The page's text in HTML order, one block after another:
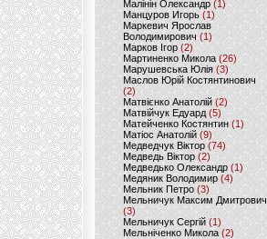
Малінін Олександр (1)
Манцуров Игорь (1)
Маркевич Ярослав
Володимирович (1)
Марков Ігор (2)
Мартиненко Микола (26)
Марушевська Юлія (3)
Маслов Юрій Костянтинович
(2)
Матвієнко Анатолій (2)
Матвійчук Едуард(5)
Матейченко Костянтин (1)
Матіос Анатолій (9)
Медведчук Віктор(74)
Медведь Віктор (2)
Медведько Олександр (1)
Медяник Володимир(4)
Мельник Петро (3)
Мельничук Максим Дмитрович
(3)
Мельничук Сергій (1)
Мельніченко Микола (2)